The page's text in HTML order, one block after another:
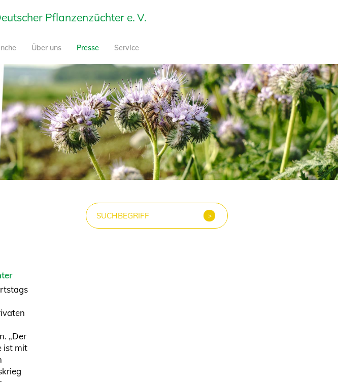
Pflanzenzüchter e. V.
Über uns Presse Service
„Der
ist mit